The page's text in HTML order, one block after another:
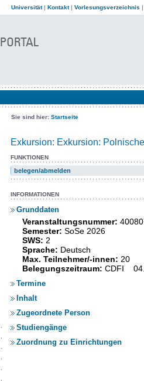
Universität| Kontakt| Vorlesungsverzeichnis
Sie sind hier: Startseite
Exkursion: Exkursion:
FUNKTIONEN
belegen/abmelden
INFORMATIONEN
Grunddaten
Veranstaltungsnummer:
Semester: SoSe 2026
SWS: 2
Sprache: Deutsch
Max. Teilnehmer/-innen: 20
Belegungszeitraum: CDFI
Termine
Inhalt
Zugeordnete Person
Studiengänge
Zuordnung zu Einrichtungen